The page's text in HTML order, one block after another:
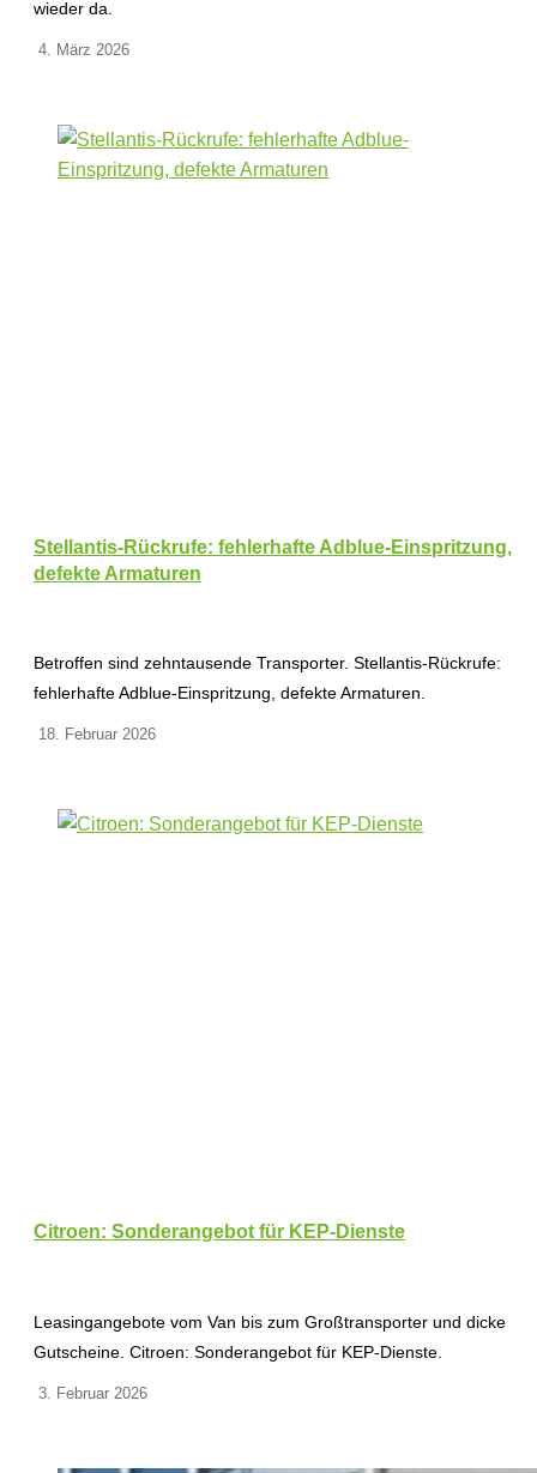
wieder da.
4. März 2026
Stellantis-Rückrufe: fehlerhafte Adblue-Einspritzung,
defekte Armaturen
Betroffen sind zehntausende Transporter. Stellantis-Rückrufe:
fehlerhafte Adblue-Einspritzung, defekte Armaturen.
18. Februar 2026
Citroen: Sonderangebot für KEP-Dienste
Leasingangebote vom Van bis zum Großtransporter und dicke
Gutscheine. Citroen: Sonderangebot für KEP-Dienste.
3. Februar 2026